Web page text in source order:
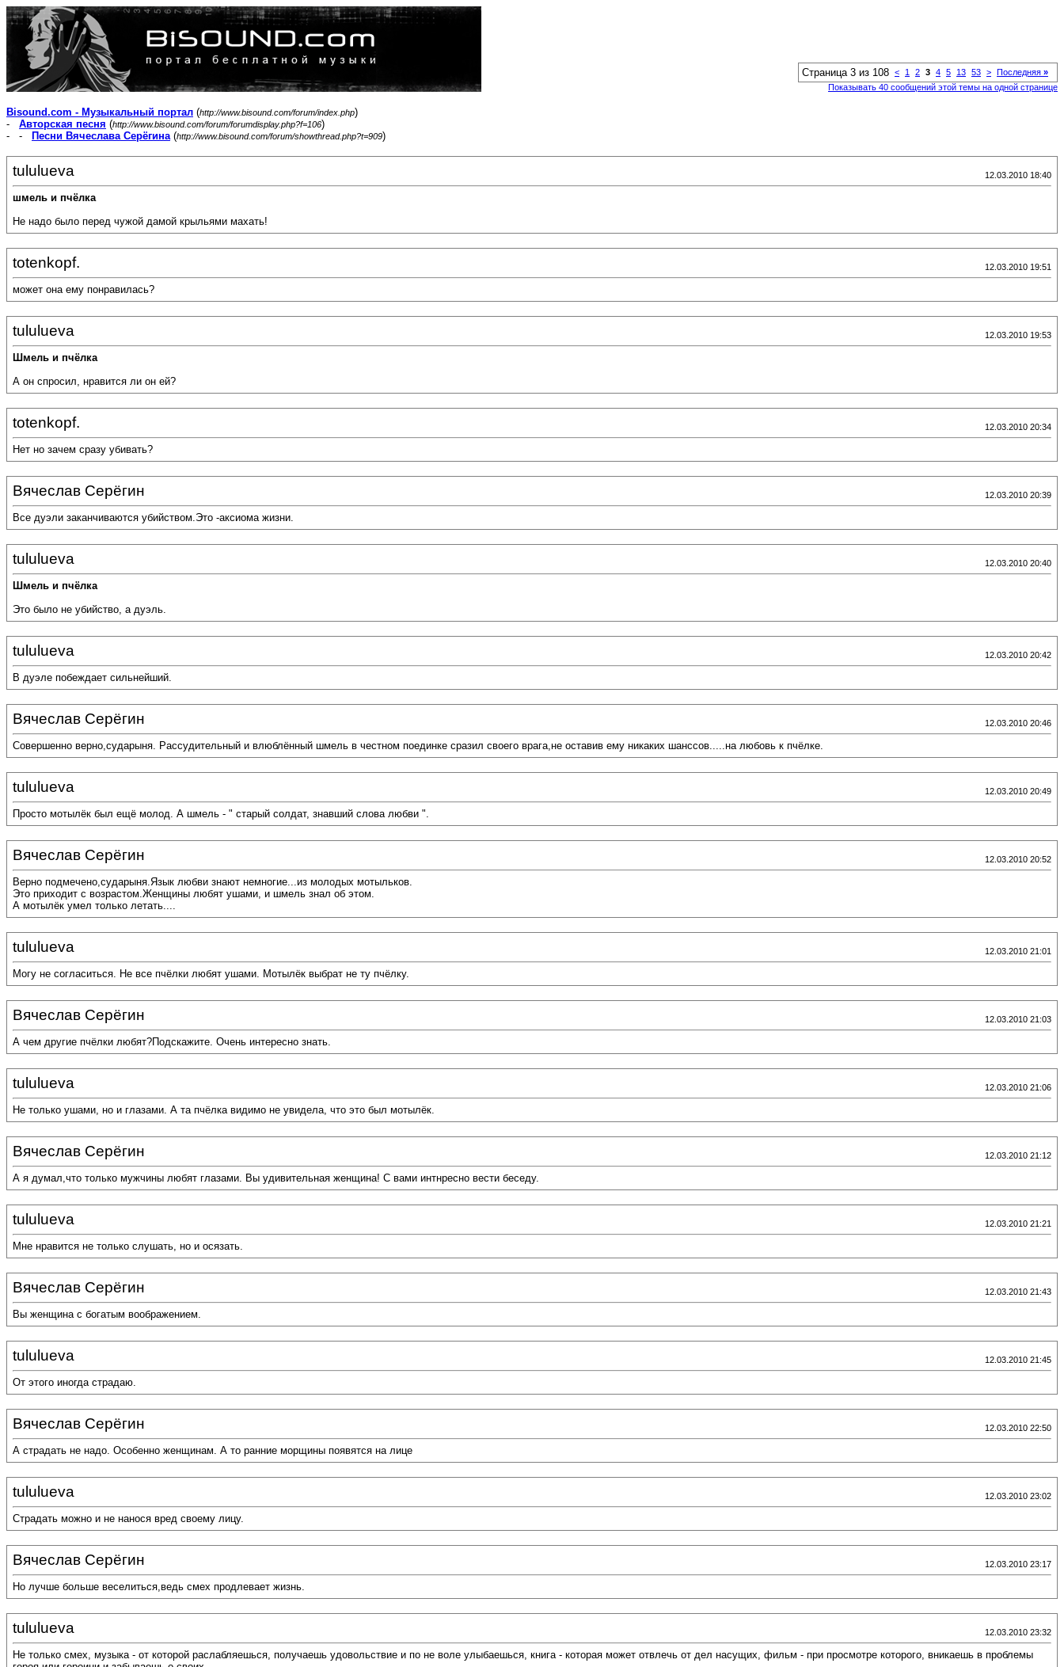
Страница 3 из 108 < 1 2 3 4 5 13 53 > Последняя »
Показывать 40 сообщений этой темы на одной странице
Bisound.com - Музыкальный портал (http://www.bisound.com/forum/index.php)
- Авторская песня (http://www.bisound.com/forum/forumdisplay.php?f=106)
- -
Песни Вячеслава Серёгина(http://www.bisound.com/forum/showthread.php?t=909)
tululueva 12.03.2010 18:40
шмель и пчёлка
Не надо было перед чужой дамой крыльями махать!
totenkopf. 12.03.2010 19:51
может она ему понравилась?
tululueva 12.03.2010 19:53
Шмель и пчёлка
А он спросил, нравится ли он ей?
totenkopf. 12.03.2010 20:34
Нет но зачем сразу убивать?
Вячеслав Серёгин 12.03.2010 20:39
Все дуэли заканчиваются убийством.Это -аксиома жизни.
tululueva 12.03.2010 20:40
Шмель и пчёлка
Это было не убийство, а дуэль.
tululueva 12.03.2010 20:42
В дуэле побеждает сильнейший.
Вячеслав Серёгин 12.03.2010 20:46
Совершенно верно,сударыня. Рассудительный и влюблённый шмель в честном поединке сразил своего врага,не оставив ему никаких шанссов.....на любовь к пчёлке.
tululueva 12.03.2010 20:49
Просто мотылёк был ещё молод. А шмель - " старый солдат, знавший слова любви ".
Вячеслав Серёгин 12.03.2010 20:52
Верно подмечено,сударыня.Язык любви знают немногие...из молодых мотыльков.
Это приходит с возрастом.Женщины любят ушами, и шмель знал об этом.
А мотылёк умел только летать....
tululueva 12.03.2010 21:01
Могу не согласиться. Не все пчёлки любят ушами. Мотылёк выбрат не ту пчёлку.
Вячеслав Серёгин 12.03.2010 21:03
А чем другие пчёлки любят?Подскажите. Очень интересно знать.
tululueva 12.03.2010 21:06
Не только ушами, но и глазами. А та пчёлка видимо не увидела, что это был мотылёк.
Вячеслав Серёгин 12.03.2010 21:12
А я думал,что только мужчины любят глазами. Вы удивительная женщина! С вами интнресно вести беседу.
tululueva 12.03.2010 21:21
Мне нравится не только слушать, но и осязать.
Вячеслав Серёгин 12.03.2010 21:43
Вы женщина с богатым воображением.
tululueva 12.03.2010 21:45
От этого иногда страдаю.
Вячеслав Серёгин 12.03.2010 22:50
А страдать не надо. Особенно женщинам. А то ранние морщины появятся на лице
tululueva 12.03.2010 23:02
Страдать можно и не нанося вред своему лицу.
Вячеслав Серёгин 12.03.2010 23:17
Но лучше больше веселиться,ведь смех продлевает жизнь.
tululueva 12.03.2010 23:32
Не только смех, музыка - от которой раслабляешься, получаешь удовольствие и по не воле улыбаешься, книга - которая может отвлечь от дел насущих, фильм - при просмотре которого, вникаешь в проблемы